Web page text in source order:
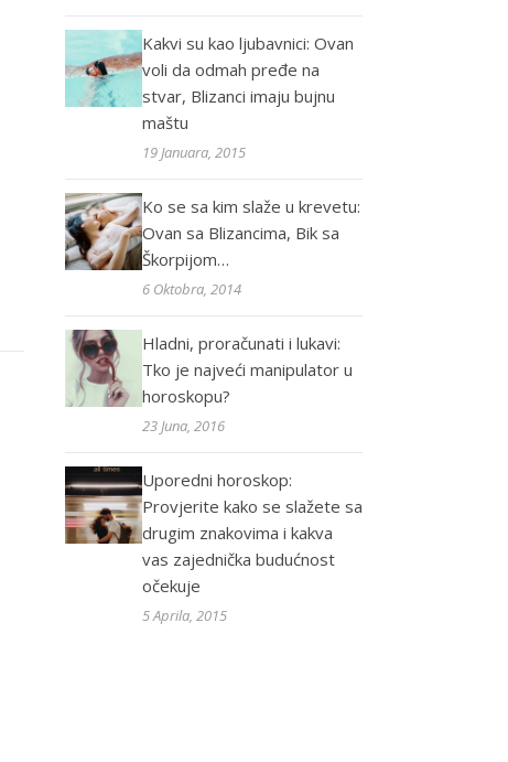
Kakvi su kao ljubavnici: Ovan
voli da odmah pređe na
stvar, Blizanci imaju bujnu
maštu
19 Januara, 2015
Ko se sa kim slaže u krevetu:
Ovan sa Blizancima, Bik sa
Škorpijom…
6 Oktobra, 2014
Hladni, proračunati i lukavi:
Tko je najveći manipulator u
horoskopu?
23 Juna, 2016
Uporedni horoskop:
Provjerite kako se slažete sa
drugim znakovima i kakva
vas zajednička budućnost
očekuje
5 Aprila, 2015